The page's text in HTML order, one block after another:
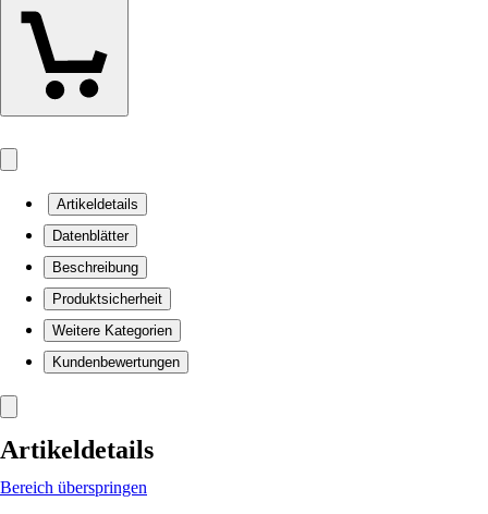
Artikeldetails
Datenblätter
Beschreibung
Produktsicherheit
Weitere Kategorien
Kundenbewertungen
Artikeldetails
Bereich überspringen